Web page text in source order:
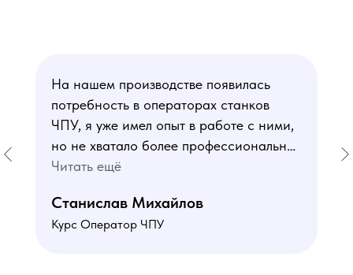
На нашем производстве появилась
потребность в операторах станков
ЧПУ, я уже имел опыт в работе с ними,
но не хватало более профессиональных
знаний. В курсе мне понравился блок
и программированию - это как раз то,
чего мне не хватало. Преподаватели
Читать ещё
Станислав Михайлов
Курс Оператор ЧПУ